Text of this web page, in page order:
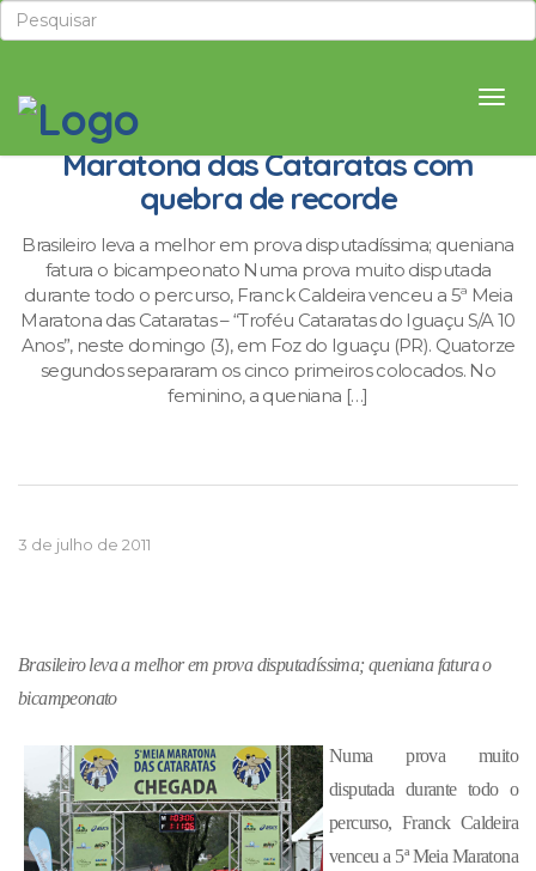
Caldeira e Dorcas vencem 5ª Meia
Maratona das Cataratas com
quebra de recorde
Brasileiro leva a melhor em prova disputadíssima; queniana
fatura o bicampeonato Numa prova muito disputada
durante todo o percurso, Franck Caldeira venceu a 5ª Meia
Maratona das Cataratas – “Troféu Cataratas do Iguaçu S/A 10
Anos”, neste domingo (3), em Foz do Iguaçu (PR). Quatorze
segundos separaram os cinco primeiros colocados. No
feminino, a queniana […]
3 de julho de 2011
Brasileiro leva a melhor em prova disputadíssima; queniana fatura o
bicampeonato
Numa prova muito
disputada durante todo o
percurso, Franck Caldeira
venceu a 5ª Meia Maratona